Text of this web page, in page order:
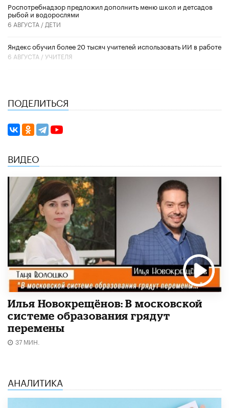
Роспотребнадзор предложил дополнить меню школ и детсадов
рыбой и водорослями
6 АВГУСТА / ДЕТИ
​Яндекс обучил более 20 тысяч учителей использовать ИИ в работе
6 АВГУСТА /УЧИТЕЛЯ
ПОДЕЛИТЬСЯ
ВИДЕО
Илья Новокрещёнов: В московской
системе образования грядут
перемены
37 МИН.
АНАЛИТИКА